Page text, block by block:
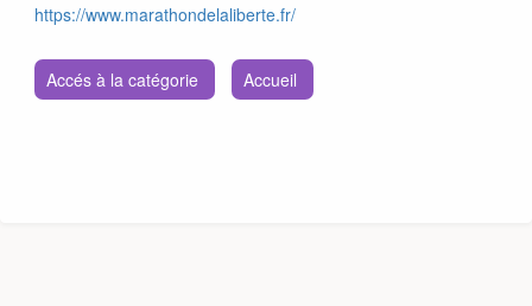
https://www.marathondelaliberte.fr/
Accés à la catégorie Accueil